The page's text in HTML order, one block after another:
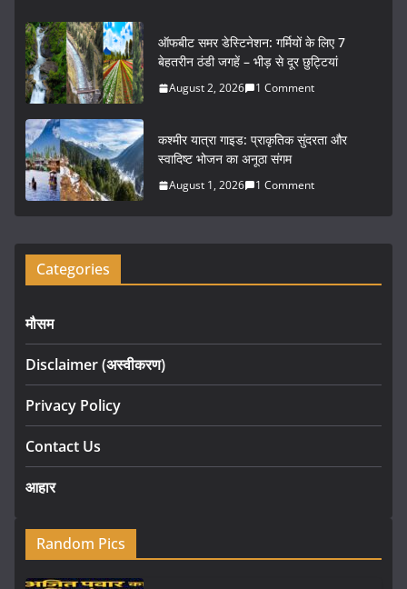
o
k
ऑफबीट समर डेस्टिनेशन: गर्मियों के लिए 7
बेहतरीन ठंडी जगहें – भीड़ से दूर छुट्टियां
August 2, 2026 1 Comment
कश्मीर यात्रा गाइड: प्राकृतिक सुंदरता और
स्वादिष्ट भोजन का अनूठा संगम
August 1, 2026 1 Comment
Categories
मौसम
Disclaimer (अस्वीकरण)
Privacy Policy
Contact Us
आहार
Random Pics